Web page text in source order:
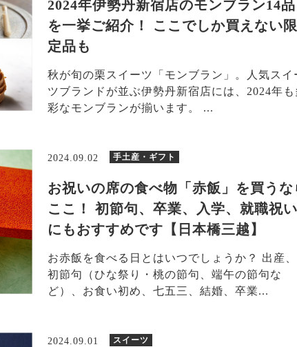
2024年伊勢丹新宿店のモンブラン14品
を一挙ご紹介！ ここでしか買えない限
定品も
秋が旬の栗スイーツ「モンブラン」。人気スイ
ツブランドが並ぶ伊勢丹新宿店には、2024年も
彩なモンブランが揃います。 ...
2024.09.02 手土産・ギフト
お祝いの席の食べ物「赤飯」を買うな
ここ！ 初節句、卒業、入学、就職祝い
にもおすすめです【日本橋三越】
お赤飯を食べる日とはいつでしょうか？ 出産、
初節句（ひな祭り・桃の節句、端午の節句な
ど）、お食い初め、七五三、結婚、卒業...
2024.09.01 スイーツ